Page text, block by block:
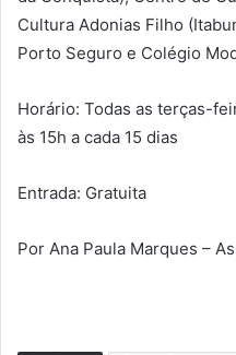
Cultura Adonias Filho
Porto Seguro e Colégio
Horário: Todas as terças-
às 15h a cada 15 dias
Entrada: Gratuita
Por Ana Paula Marques –